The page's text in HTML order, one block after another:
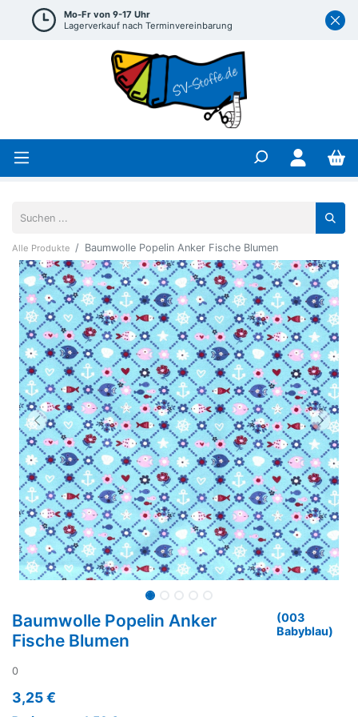
Mo-Fr von 9-17 Uhr
Lagerverkauf nach Terminvereinbarung
Alle Produkte Baumwolle Popelin Anker Fische Blumen
Baumwolle Popelin Anker
Fische Blumen
(003
Babyblau)
0
3,25€